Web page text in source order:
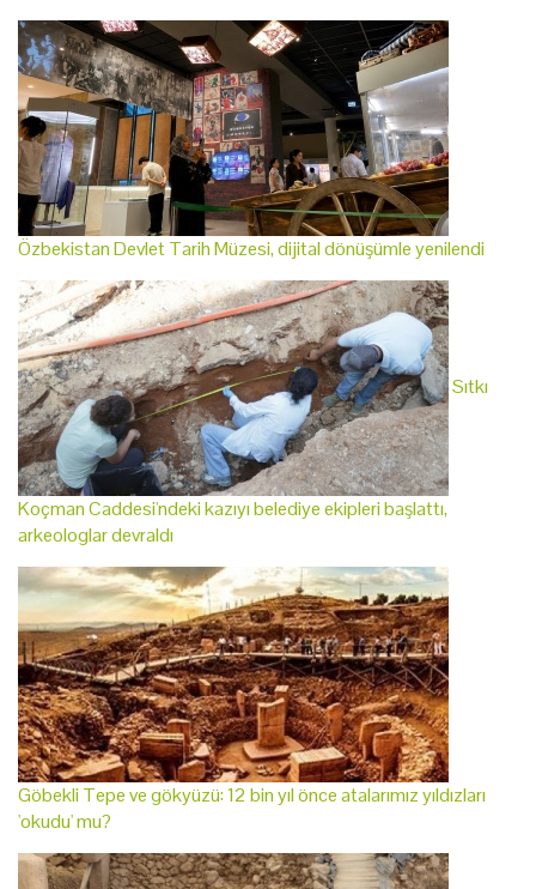
Özbekistan Devlet Tarih Müzesi, dijital dönüşümle yenilendi
Sıtkı
Koçman Caddesi'ndeki kazıyı belediye ekipleri başlattı,
arkeologlar devraldı
Göbekli Tepe ve gökyüzü: 12 bin yıl önce atalarımız yıldızları
'okudu' mu?